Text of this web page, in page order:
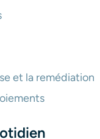
et la remédiation